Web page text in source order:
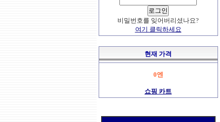
비밀번호를 잊어버리셨나요?
여기 클릭하세요
현재 가격
0엔
쇼핑 카트